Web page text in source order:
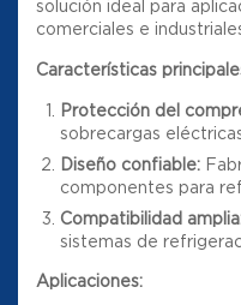
solución ideal para
comerciales e
Características
Protección del
sobrecargas
Diseño confiable:
componentes para
Compatibilidad
sistemas de
Aplicaciones: